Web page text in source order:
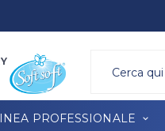
PROFESSIONALE
PROFESSIONALE